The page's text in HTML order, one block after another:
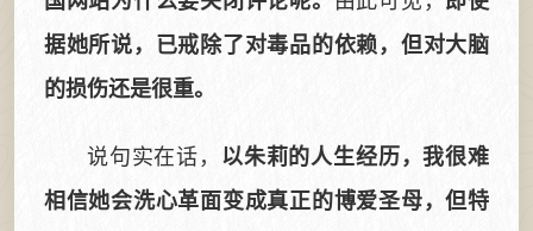
据她所说，已戒除了对毒品的依赖，但对大脑
的损伤还是很重。
说句实在话， 以朱莉的人生经历，我很难
相信她会洗心革面变成真正的博爱圣母，但特